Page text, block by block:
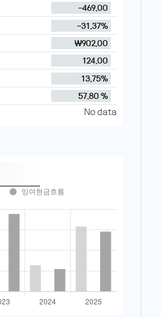
-469.00
-31.37%
₩902.00
124.00
13.75%
57.80 %
No data
잉여현금흐름